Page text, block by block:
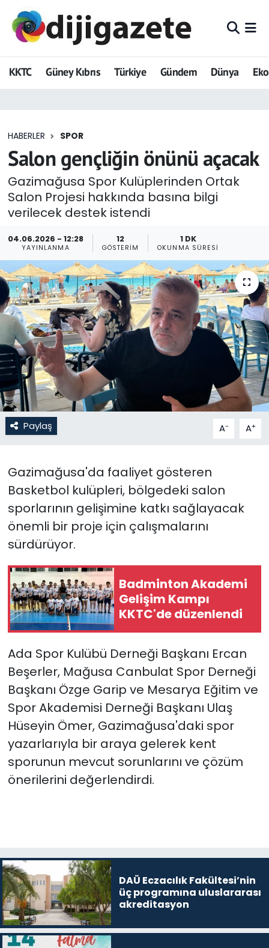
KKTC Güney Kıbrıs Türkiye Gündem Dünya
HABERLER SPOR
Salon gençliğin önünü açacak
Gazimağusa Spor Kulüplerinden Ortak
Salon Projesi hakkında basına bilgi
verilecek destek istendi
04.06.2026 - 12:28
YAYINLANMA
12
GÖSTERIM
1 DK
OKUNMA SÜRESI
Paylaş A- A+
Gazimağusa'da faaliyet gösteren
Basketbol kulüpleri, bölgedeki salon
sporlarının gelişimine katkı sağlayacak
önemli bir proje için çalışmalarını
sürdürüyor.
Badminton Akademi
Gelişim Kampı
KKTC'de düzenlendi
Ada Spor Kulübü Derneği Başkanı Ercan
Beşerler, Mağusa Canbulat Spor Derneği
Başkanı Özge Garip ve Mesarya Eğitim ve
Spor Akademisi Derneği Başkanı Ulaş
Hüseyin Ömer, Gazimağusa'daki spor
yazarlarıyla bir araya gelerek kent
sporunun mevcut sorunlarını ve çözüm
önerilerini değerlendirdi.
DAÜ Eczacılık Fakültesi’nin
üç programına uluslararası
akreditasyon
ADVERTORIAL
Dijigazete
Eğitim
Ekonomi
Foto Galeri
Güncel
Gündem
KKTC
KKTC YEREL SEÇİM 2018
Kültür Sanat
Magazin
Nöbetçi Eczaneler
Otomobil Dünyası
Politika
SAĞLIK
Spor
Teknoloji
TÜRKiYE
Video Galeri
YAŞAM
Yazarlar
Hava Durumu
Trafik Durumu
Tüm Manşetler
Son Dakika Haberleri
Haber Arşivi